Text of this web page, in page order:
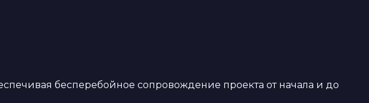
бесперебойное сопровождение проекта от начала и до